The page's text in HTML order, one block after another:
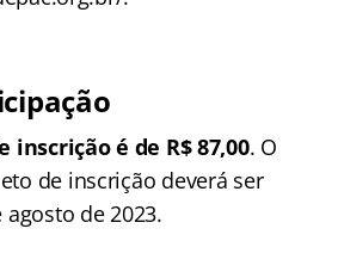
inscrição é de R$ 87,00. O
de inscrição deverá ser
de 2023.